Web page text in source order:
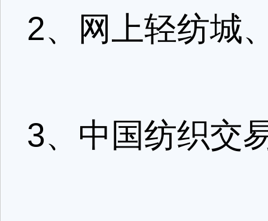
2、网上轻纺城
3、中国纺织交